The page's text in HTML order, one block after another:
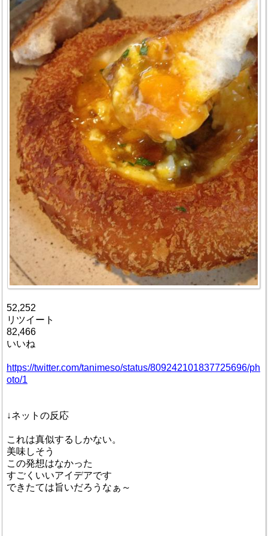
52,252
リツイート
82,466
いいね
https://twitter.com/tanimeso/status/809242101837725696/ph
oto/1
↓ネットの反応
これは真似するしかない。
美味しそう
この発想はなかった
すごくいいアイデアです
できたては旨いだろうなぁ～